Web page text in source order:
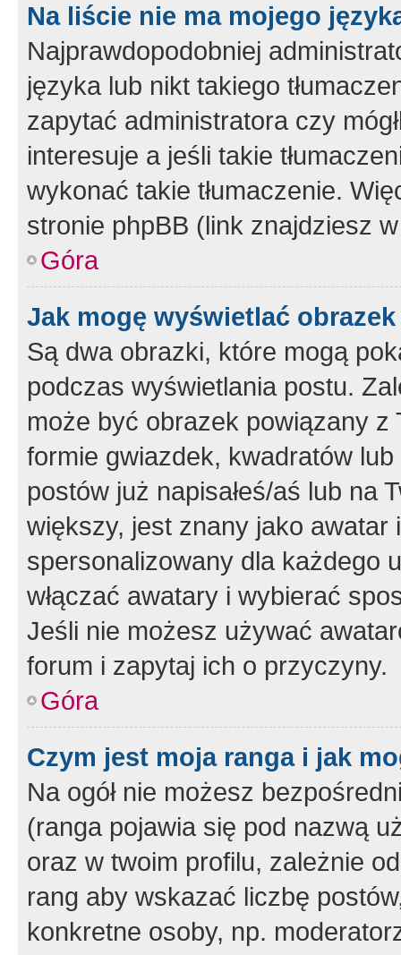
Na liście nie ma mojego
Najprawdopodobniej
języka lub nikt takiego
zapytać administratora czy
interesuje a jeśli takie
wykonać takie tłumaczenie.
stronie phpBB (link znajdziesz
Góra
Jak mogę wyświetlać
Są dwa obrazki, które mogą
podczas wyświetlania postu.
może być obrazek powiązany z
formie gwiazdek, kwadratów
postów już napisałeś/aś lub na
większy, jest znany jako
spersonalizowany dla każdego
włączać awatary i wybierać
Jeśli nie możesz używać
forum i zapytaj ich o przyczyny.
Góra
Czym jest moja ranga i jak
Na ogół nie możesz
(ranga pojawia się pod nazwą
oraz w twoim profilu, zależnie
rang aby wskazać liczbę
konkretne osoby, np.